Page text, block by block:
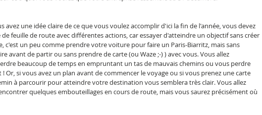
avez une idée claire de ce que vous voulez accomplir d'ici la fin de l'année, vous devez
feuille de route avec différentes actions, car essayer d'atteindre un objectif sans créer
c'est un peu comme prendre votre voiture pour faire un Paris-Biarritz, mais sans
avant de partir ou sans prendre de carte (ou Waze ;-) ) avec vous. Vous allez
beaucoup de temps en empruntant un tas de mauvais chemins ou vous perdre
Or, si vous avez un plan avant de commencer le voyage ou si vous prenez une carte
à parcourir pour atteindre votre destination vous semblera très clair. Vous allez
quelques embouteillages en cours de route, mais vous saurez précisément où